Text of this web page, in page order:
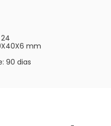
mm
90 dias